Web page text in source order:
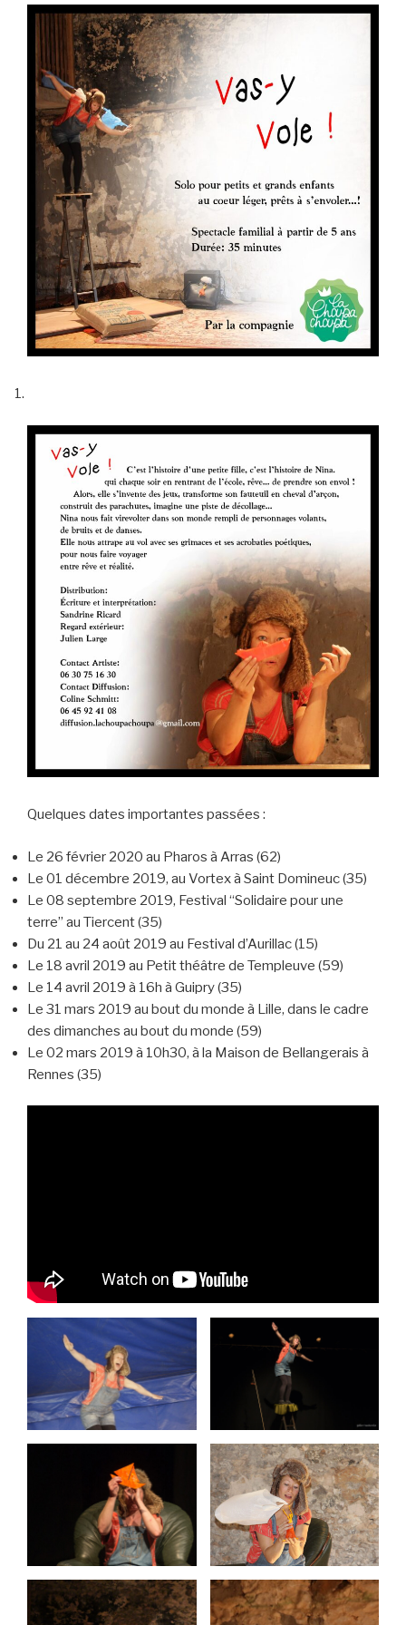
Quelques dates importantes passées :
Le 26 février 2020 au Pharos à Arras (62)
Le 01 décembre 2019, au Vortex à Saint Domineuc (35)
Le 08 septembre 2019, Festival “Solidaire pour une
terre” au Tiercent (35)
Du 21 au 24 août 2019 au Festival d’Aurillac (15)
Le 18 avril 2019 au Petit théâtre de Templeuve (59)
Le 14 avril 2019 à 16h à Guipry (35)
Le 31 mars 2019 au bout du monde à Lille, dans le cadre
des dimanches au bout du monde (59)
Le 02 mars 2019 à 10h30, à la Maison de Bellangerais à
Rennes (35)